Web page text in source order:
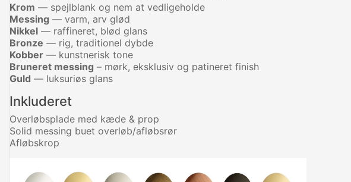
Krom — spejlblank og nem at vedligeholde
Messing — varm, arv glød
Nikkel — raffineret, blød glans
Bronze — rig, traditionel dybde
Kobber — kunstnerisk tone
Bruneret messing – mørk, eksklusiv og patineret finish
Guld — luksuriøs glans
Inkluderet
Overløbsplade med kæde & prop
Solid messing buet overløb/afløbsrør
Afløbskrop